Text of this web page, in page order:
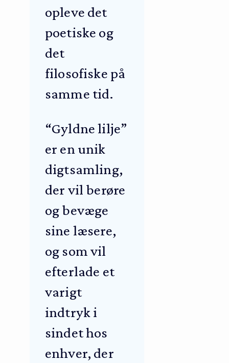
opleve det
poetiske og
det
filosofiske på
samme tid.
“Gyldne lilje”
er en unik
digtsamling,
der vil berøre
og bevæge
sine læsere,
og som vil
efterlade et
varigt
indtryk i
sindet hos
enhver, der